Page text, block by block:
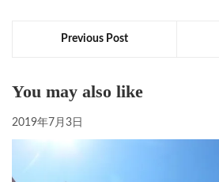
Previous Post
You may also like
2019年7月3日